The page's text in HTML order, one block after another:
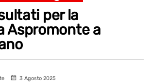
per la
Aspromonte a
3 Agosto 2025